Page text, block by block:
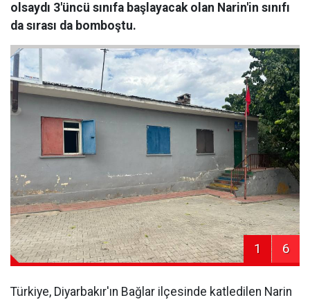
olsaydı 3'üncü sınıfa başlayacak olan Narin'in sınıfı
da sırası da bomboştu.
1 6
Türkiye, Diyarbakır'ın Bağlar ilçesinde katledilen Narin